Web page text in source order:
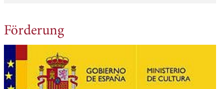
Förderung